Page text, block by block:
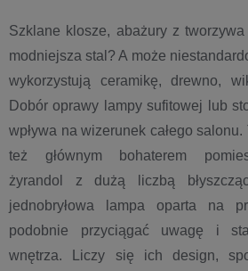
Szklane klosze, abażury z
modniejsza stal? A może
wykorzystują ceramikę, drewno,
Dobór oprawy lampy sufitowej lub
wpływa na wizerunek całego
też głównym bohaterem
żyrandol z dużą liczbą
jednobryłowa lampa oparta na
podobnie przyciągać uwagę i
wnętrza. Liczy się ich design,